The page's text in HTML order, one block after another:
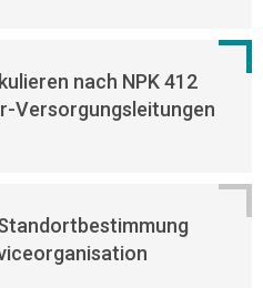
nach NPK 412
Versorgungsleitungen